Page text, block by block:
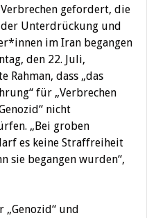
gefordert, die
der Unterdrückung und
im Iran begangen
den 22. Juli,
dass „das
für „Verbrechen
nicht
„Bei groben
es keine Straffreiheit
sie begangen wurden“,
und